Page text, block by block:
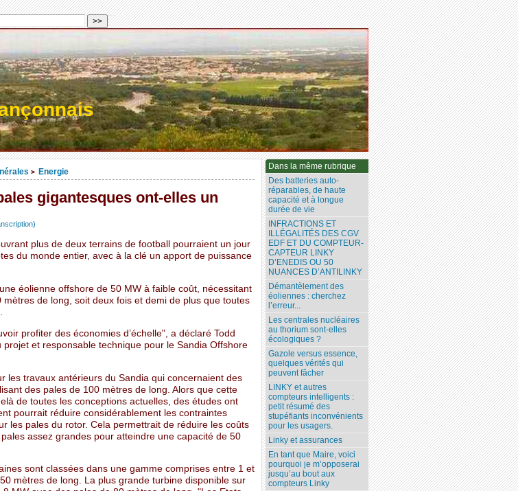
> Energie
gigantesques ont-elles un
plus de deux terrains de football pourraient un jour
du monde entier, avec à la clé un apport de puissance
éolienne offshore de 50 MW à faible coût, nécessitant
de long, soit deux fois et demi de plus que toutes
profiter des économies d’échelle", a déclaré Todd
et responsable technique pour le Sandia Offshore
les travaux antérieurs du Sandia qui concernaient des
des pales de 100 mètres de long. Alors que cette
de toutes les conceptions actuelles, des études ont
pourrait réduire considérablement les contraintes
les pales du rotor. Cela permettrait de réduire les coûts
assez grandes pour atteindre une capacité de 50
sont classées dans une gamme comprises entre 1 et
mètres de long. La plus grande turbine disponible sur
Dans la même rubrique
Des batteries auto-
réparables, de haute
capacité et à longue
durée de vie
INFRACTIONS ET
ILLÉGALITÉS DES CGV
EDF ET DU COMPTEUR-
CAPTEUR LINKY
D’ENEDIS OU 50
NUANCES D’ANTILINKY
Démantèlement des
éoliennes : cherchez
l’erreur...
Les centrales nucléaires
au thorium sont-elles
écologiques ?
Gazole versus essence,
quelques vérités qui
peuvent fâcher
LINKY et autres
compteurs intelligents :
petit résumé des
stupéfiants inconvénients
pour les usagers.
Linky et assurances
En tant que Maire, voici
pourquoi je m’opposerai
jusqu’au bout aux
compteurs Linky